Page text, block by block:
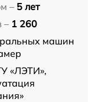
– 5 лет
– 1 260
машин
«ЛЭТИ»,